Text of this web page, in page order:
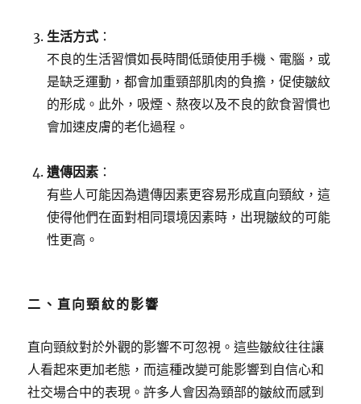
生活方式 ：
不良的生活習慣如長時間低頭使用手機、電腦，或
是缺乏運動，都會加重頸部肌肉的負擔，促使皺紋
的形成。此外，吸煙、熬夜以及不良的飲食習慣也
會加速皮膚的老化過程。
遺傳因素 ：
有些人可能因為遺傳因素更容易形成直向頸紋，這
使得他們在面對相同環境因素時，出現皺紋的可能
性更高。
二、直向頸紋的影響
直向頸紋對於外觀的影響不可忽視。這些皺紋往往讓
人看起來更加老態，而這種改變可能影響到自信心和
社交場合中的表現。許多人會因為頸部的皺紋而感到